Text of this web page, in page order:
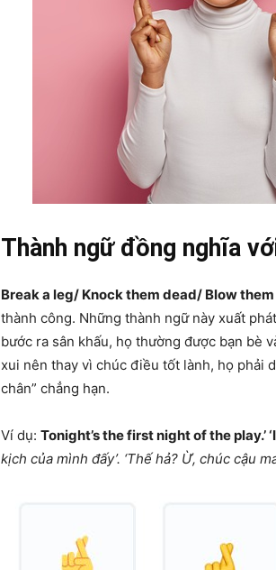
Thành ngữ đồng nghĩa
Break a leg/ Knock them dead/ Blow
thành công. Những thành ngữ này xuất
bước ra sân khấu, họ thường được bạn bè
xui nên thay vì chúc điều tốt lành, họ phải
chân” chẳng hạn.
Ví dụ: Tonight’s the first night of the play.’
kịch của mình đấy’. ‘Thế hả? Ừ, chúc cậu